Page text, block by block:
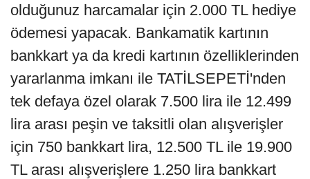
olduğunuz harcamalar için 2.000 TL hediye
ödemesi yapacak. Bankamatik kartının
bankkart ya da kredi kartının özelliklerinden
yararlanma imkanı ile TATİLSEPETİ'nden
tek defaya özel olarak 7.500 lira ile 12.499
lira arası peşin ve taksitli olan alışverişler
için 750 bankkart lira, 12.500 TL ile 19.900
TL arası alışverişlere 1.250 lira bankkart